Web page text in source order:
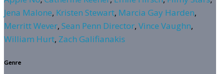
Jena Malone, Kristen Stewart, Marcia Gay Harden,
Merritt Wever, Sean Penn Director, Vince Vaughn,
William Hurt, Zach Galifianakis
Genre